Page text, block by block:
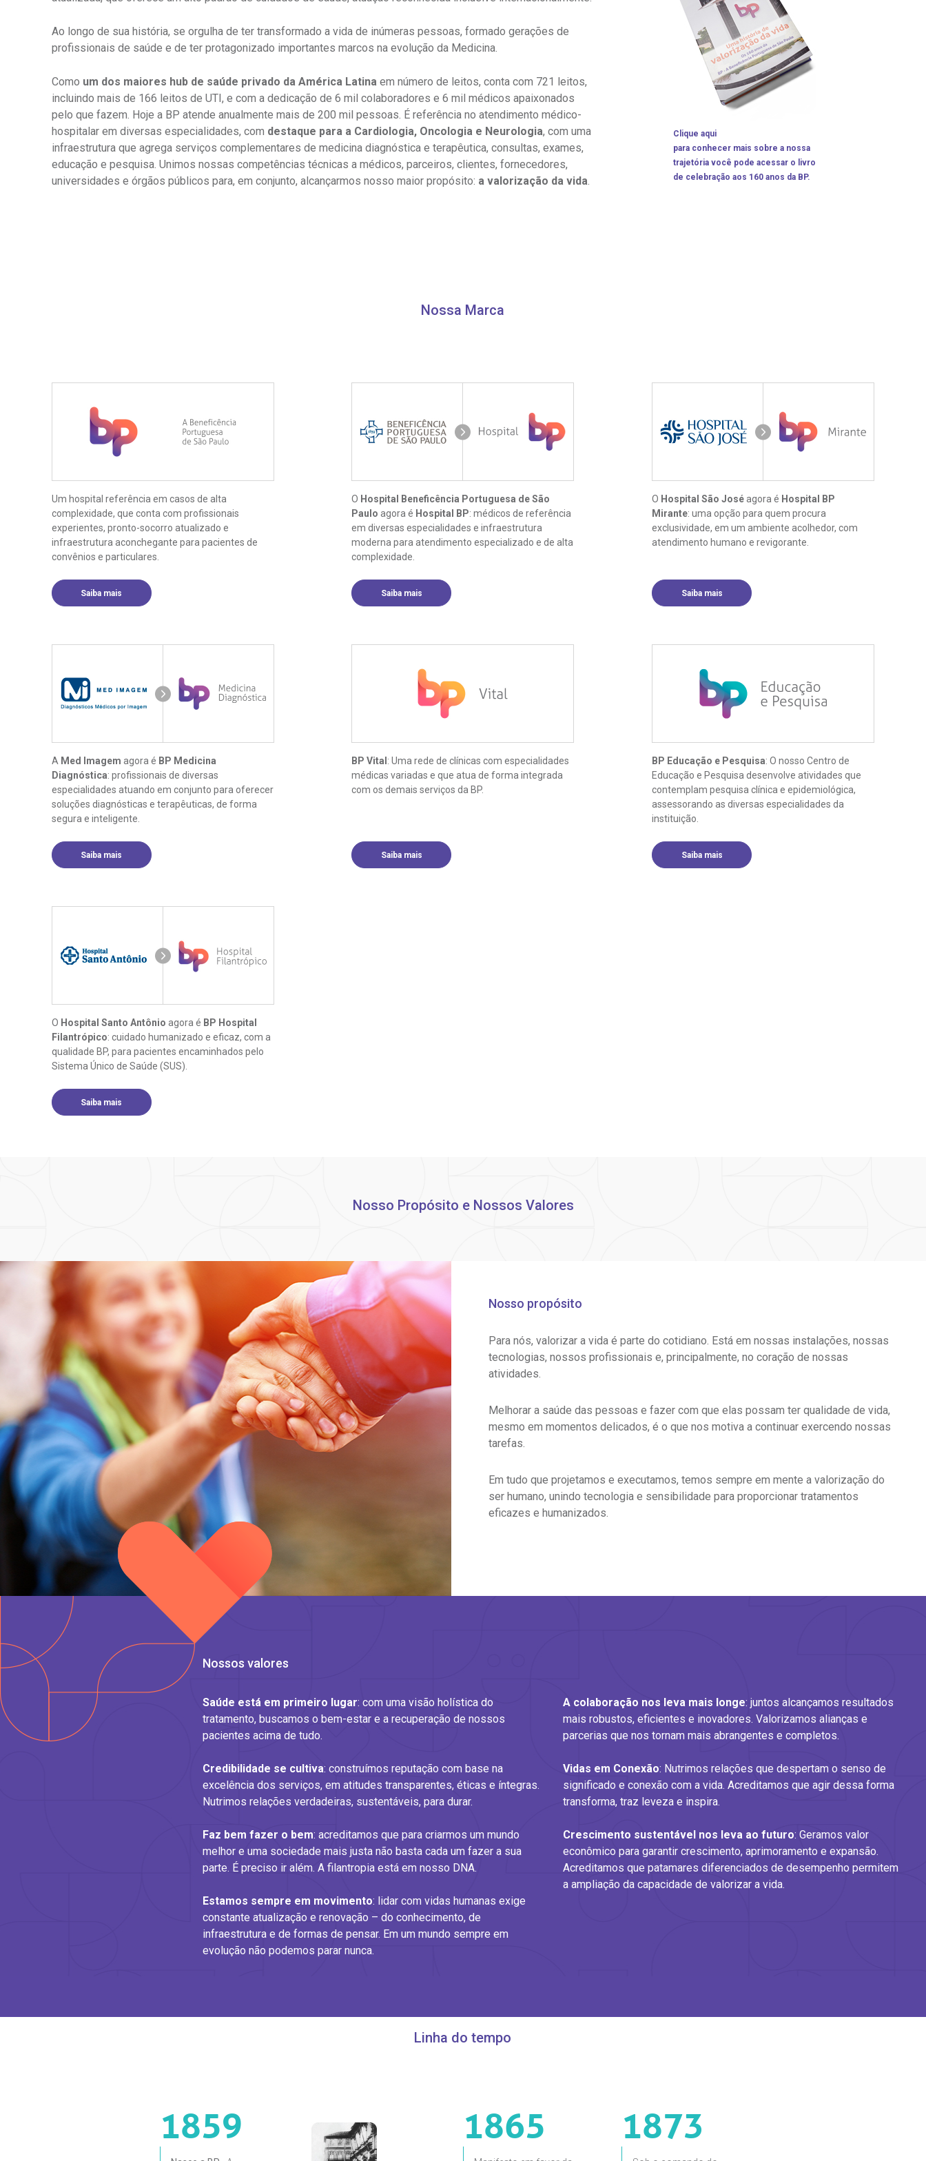
ouvidoria@bp.org.br
Fale Conosco
Saiba mais
Endereço:
Vista
São Paulo - SP
Saiba mais
CEP: 01323-001 | Bela Vista
São Paulo - SP
Saiba mais
Endereço:
R. Colômbia, 332
CEP: 01438-000 | Jardim
Paulista, São Paulo - SP
Solicitação de veracidade de
atestado
Ao longo de sua história, se orgulha de ter transformado a vida de inúmeras pessoas, formado gerações de
profissionais de saúde e de ter protagonizado importantes marcos na evolução da Medicina.
Como um dos maiores hub de saúde privado da América Latinaem número de leitos, conta com 721 leitos,
incluindo mais de 166 leitos de UTI, e com a dedicação de 6 mil colaboradores e 6 mil médicos apaixonados
pelo que fazem. Hoje a BP atende anualmente mais de 200 mil pessoas. É referência no atendimento médico-
hospitalar em diversas especialidades, com destaque para a Cardiologia, Oncologia e Neurologia, com uma
infraestrutura que agrega serviços complementares de medicina diagnóstica e terapêutica, consultas, exames,
educação e pesquisa. Unimos nossas competências técnicas a médicos, parceiros, clientes, fornecedores,
universidades e órgãos públicos para, em conjunto, alcançarmos nosso maior propósito: a valorização da vida.
Clique aqui
para conhecer mais sobre a nossa
trajetória você pode acessar o livro
de celebração aos 160 anos da BP.
Nossa Marca
Um hospital referência em casos de alta
complexidade, que conta com profissionais
experientes, pronto-socorro atualizado e
infraestrutura aconchegante para pacientes de
convênios e particulares.
Saiba mais
O Hospital Beneficência Portuguesa de São
Paulo agora é Hospital BP: médicos de referência
em diversas especialidades e infraestrutura
moderna para atendimento especializado e de alta
complexidade.
Saiba mais
O Hospital São Joséagora é Hospital BP
Mirante: uma opção para quem procura
exclusividade, em um ambiente acolhedor, com
atendimento humano e revigorante.
Saiba mais
A Med Imagem agora é BP Medicina
Diagnóstica: profissionais de diversas
especialidades atuando em conjunto para oferecer
soluções diagnósticas e terapêuticas, de forma
segura e inteligente.
Saiba mais
BP Vital : Uma rede de clínicas com especialidades
médicas variadas e que atua de forma integrada
com os demais serviços da BP.
Saiba mais
BP Educação e Pesquisa: O nosso Centro de
Educação e Pesquisa desenvolve atividades que
contemplam pesquisa clínica e epidemiológica,
assessorando as diversas especialidades da
instituição.
Saiba mais
O Hospital Santo Antônio agora é BP Hospital
Filantrópico: cuidado humanizado e eficaz, com a
qualidade BP, para pacientes encaminhados pelo
Sistema Único de Saúde (SUS).
Saiba mais
Nosso Propósito e Nossos Valores
Nosso propósito
Para nós, valorizar a vida é parte do cotidiano. Está em nossas instalações, nossas
tecnologias, nossos profissionais e, principalmente, no coração de nossas
atividades.
Melhorar a saúde das pessoas e fazer com que elas possam ter qualidade de vida,
mesmo em momentos delicados, é o que nos motiva a continuar exercendo nossas
tarefas.
Em tudo que projetamos e executamos, temos sempre em mente a valorização do
ser humano, unindo tecnologia e sensibilidade para proporcionar tratamentos
eficazes e humanizados.
Nossos valores
Saúde está em primeiro lugar: com uma visão holística do
tratamento, buscamos o bem-estar e a recuperação de nossos
pacientes acima de tudo.
Credibilidade se cultiva: construímos reputação com base na
excelência dos serviços, em atitudes transparentes, éticas e íntegras.
Nutrimos relações verdadeiras, sustentáveis, para durar.
Faz bem fazer o bem: acreditamos que para criarmos um mundo
melhor e uma sociedade mais justa não basta cada um fazer a sua
parte. É preciso ir além. A filantropia está em nosso DNA.
Estamos sempre em movimento: lidar com vidas humanas exige
constante atualização e renovação – do conhecimento, de
infraestrutura e de formas de pensar. Em um mundo sempre em
evolução não podemos parar nunca.
A colaboração nos leva mais longe: juntos alcançamos resultados
mais robustos, eficientes e inovadores. Valorizamos alianças e
parcerias que nos tornam mais abrangentes e completos.
Vidas em Conexão​: Nutrimos relações que despertam o senso de
significado e conexão com a vida. Acreditamos que agir dessa forma
transforma, traz leveza e inspira.
Crescimento sustentável nos leva ao futuro​​: Geramos valor
econômico para garantir crescimento, aprimoramento e expansão.
Acreditamos que patamares diferenciados de desempenho permitem
a ampliação da capacidade de valorizar a vida.​
Linha do tempo
1859 1865 1873